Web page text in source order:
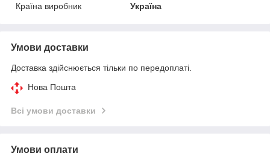
Країна виробник
Україна
Умови доставки
Доставка здійснюється тільки по передоплаті.
Нова Пошта
Всі умови доставки
Умови оплати